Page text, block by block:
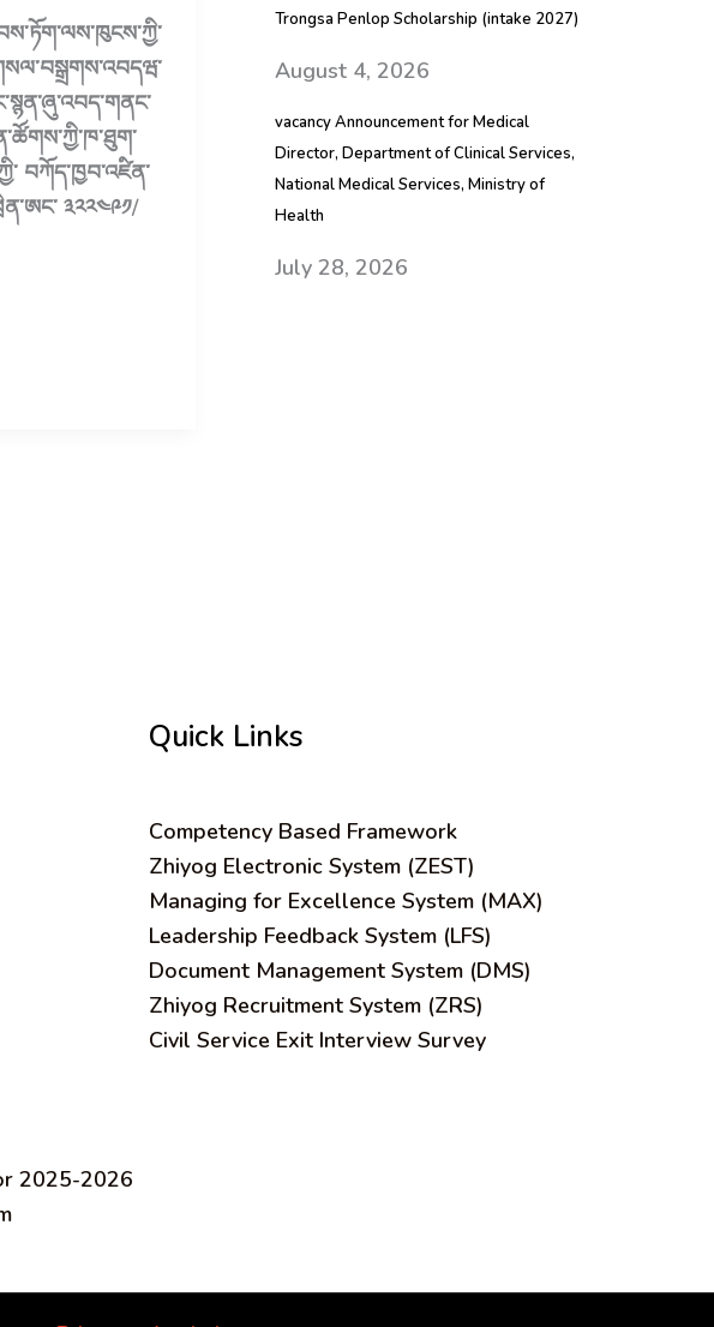
བཀོད་ཁྱབ་འཛིན་
༣༢༢༤༩༡/
Trongsa Penlop Scholarship (intake 2027)
August 4, 2026
vacancy Announcement for Medical
Director, Department of Clinical Services,
National Medical Services, Ministry of
Health
July 28, 2026
2025-2026
Quick Links
Competency Based Framework
Zhiyog Electronic System (ZEST)
Managing for Excellence System (MAX)
Leadership Feedback System (LFS)
Document Management System (DMS)
Zhiyog Recruitment System (ZRS)
Civil Service Exit Interview Survey